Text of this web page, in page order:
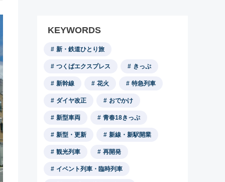
KEYWORDS
新・鉄道ひとり旅
つくばエクスプレス きっぷ
新幹線 花火 特急列車
ダイヤ改正 おでかけ
新型車両 青春18きっぷ
新型・更新 新線・新駅開業
観光列車 再開発
イベント列車・臨時列車